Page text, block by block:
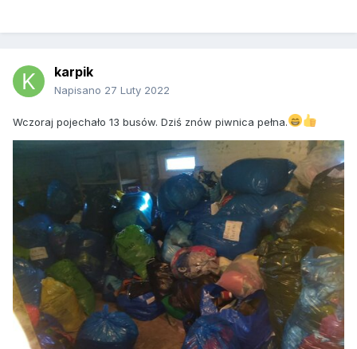
karpik
Napisano 27 Luty 2022
Wczoraj pojechało 13 busów. Dziś znów piwnica pełna.